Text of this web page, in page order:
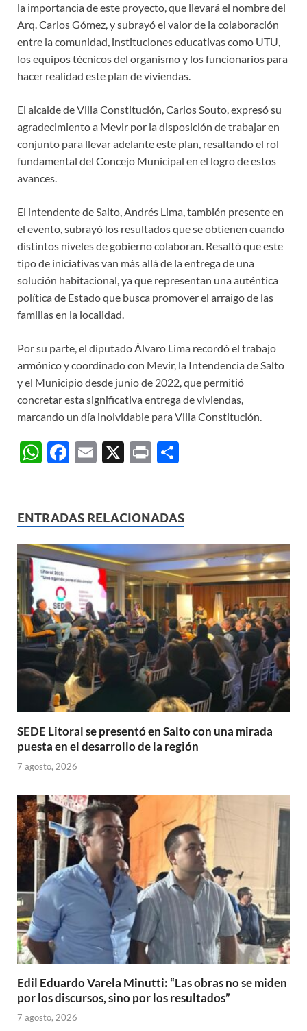
la importancia de este proyecto, que llevará el nombre del
Arq. Carlos Gómez, y subrayó el valor de la colaboración
entre la comunidad, instituciones educativas como UTU,
los equipos técnicos del organismo y los funcionarios para
hacer realidad este plan de viviendas.
El alcalde de Villa Constitución, Carlos Souto, expresó su
agradecimiento a Mevir por la disposición de trabajar en
conjunto para llevar adelante este plan, resaltando el rol
fundamental del Concejo Municipal en el logro de estos
avances.
El intendente de Salto, Andrés Lima, también presente en
el evento, subrayó los resultados que se obtienen cuando
distintos niveles de gobierno colaboran. Resaltó que este
tipo de iniciativas van más allá de la entrega de una
solución habitacional, ya que representan una auténtica
política de Estado que busca promover el arraigo de las
familias en la localidad.
Por su parte, el diputado Álvaro Lima recordó el trabajo
armónico y coordinado con Mevir, la Intendencia de Salto
y el Municipio desde junio de 2022, que permitió
concretar esta significativa entrega de viviendas,
marcando un día inolvidable para Villa Constitución.
W
s
A
p
p
F
b
o
o
k
E
X
P
p
ar
ti
r
ENTRADAS RELACIONADAS
SEDE Litoral se presentó en Salto con una mirada
puesta en el desarrollo de la región
7 agosto, 2026
Edil Eduardo Varela Minutti: “Las obras no se miden
por los discursos, sino por los resultados”
7 agosto, 2026